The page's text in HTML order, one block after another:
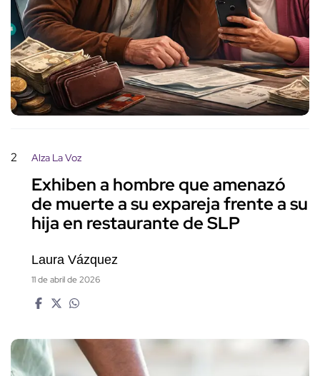
2 Alza La Voz
Exhiben a hombre que amenazó
de muerte a su expareja frente a su
hija en restaurante de SLP
Laura Vázquez
11 de abril de 2026